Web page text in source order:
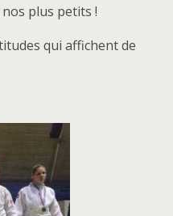
plus petits !
qui affichent de